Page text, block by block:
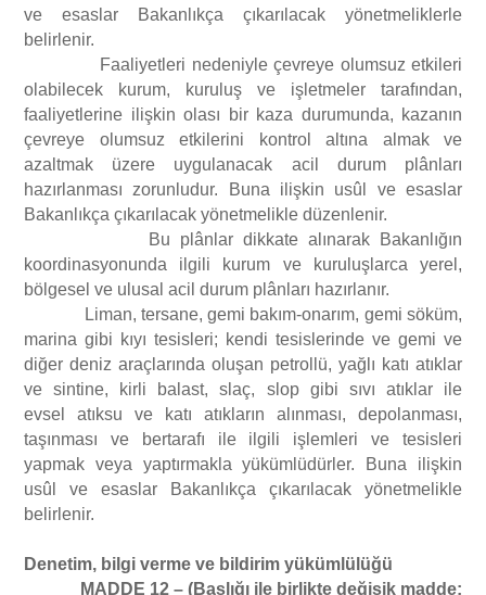
ve esaslar Bakanlıkça çıkarılacak yönetmeliklerle
belirlenir.
Faaliyetleri nedeniyle çevreye olumsuz etkileri
olabilecek kurum, kuruluş ve işletmeler tarafından,
faaliyetlerine ilişkin olası bir kaza durumunda, kazanın
çevreye olumsuz etkilerini kontrol altına almak ve
azaltmak üzere uygulanacak acil durum plânları
hazırlanması zorunludur. Buna ilişkin usûl ve esaslar
Bakanlıkça çıkarılacak yönetmelikle düzenlenir.
Bu plânlar dikkate alınarak Bakanlığın
koordinasyonunda ilgili kurum ve kuruluşlarca yerel,
bölgesel ve ulusal acil durum plânları hazırlanır.
Liman, tersane, gemi bakım-onarım, gemi söküm,
marina gibi kıyı tesisleri; kendi tesislerinde ve gemi ve
diğer deniz araçlarında oluşan petrollü, yağlı katı atıklar
ve sintine, kirli balast, slaç, slop gibi sıvı atıklar ile
evsel atıksu ve katı atıkların alınması, depolanması,
taşınması ve bertarafı ile ilgili işlemleri ve tesisleri
yapmak veya yaptırmakla yükümlüdürler. Buna ilişkin
usûl ve esaslar Bakanlıkça çıkarılacak yönetmelikle
belirlenir.
Denetim, bilgi verme ve bildirim yükümlülüğü
MADDE 12 – (Başlığı ile birlikte değişik madde: